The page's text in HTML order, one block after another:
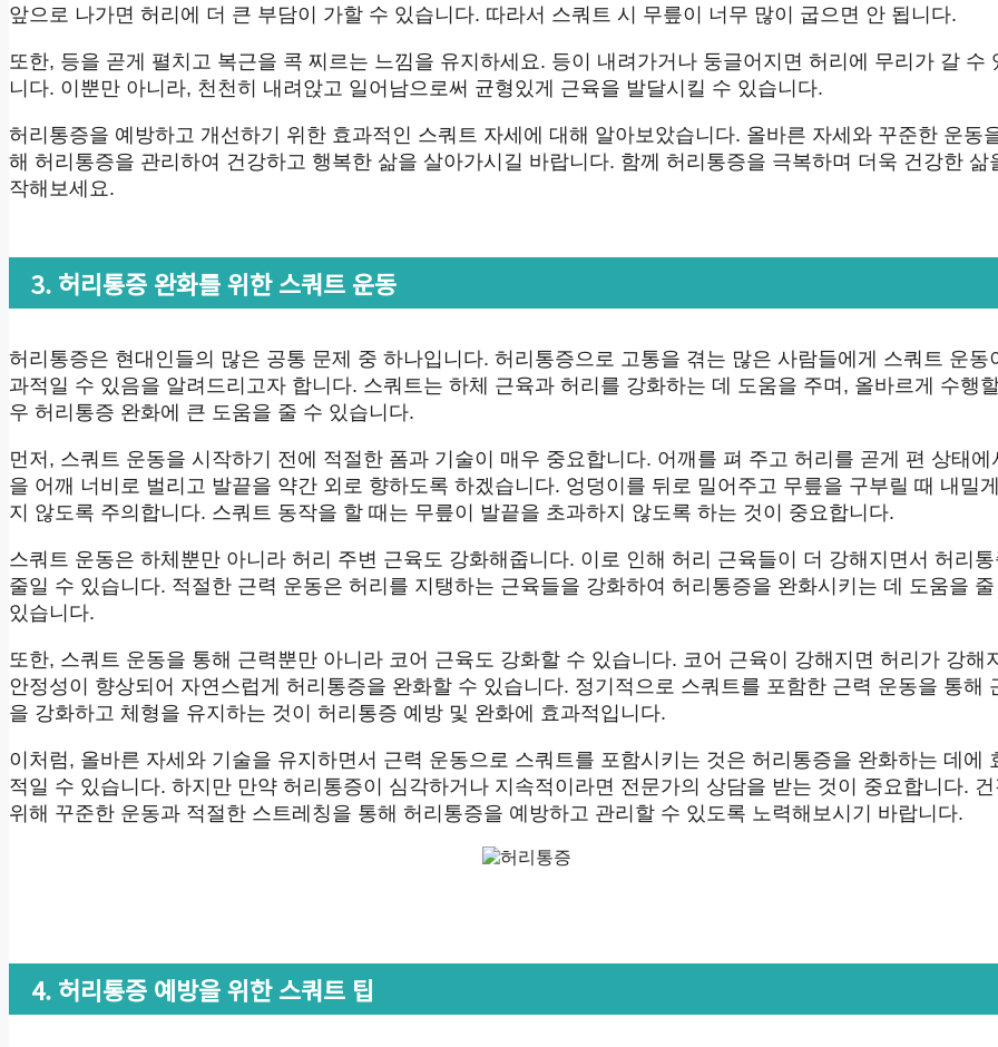
앞으로 나가면 허리에 더 큰 부담이 가할 수 있습니다. 따라서 스쿼트 시 무릎이 너무 많이 굽으면 안 됩니다.
또한, 등을 곧게 펼치고 복근을 콕 찌르는 느낌을 유지하세요. 등이 내려가거나 둥글어지면 허리에 무리가 갈 수
니다. 이뿐만 아니라, 천천히 내려앉고 일어남으로써 균형있게 근육을 발달시킬 수 있습니다.
허리통증을 예방하고 개선하기 위한 효과적인 스쿼트 자세에 대해 알아보았습니다. 올바른 자세와 꾸준한 운동
해 허리통증을 관리하여 건강하고 행복한 삶을 살아가시길 바랍니다. 함께 허리통증을 극복하며 더욱 건강한 삶
작해보세요.
3. 허리통증 완화를 위한 스쿼트 운동
허리통증은 현대인들의 많은 공통 문제 중 하나입니다. 허리통증으로 고통을 겪는 많은 사람들에게 스쿼트 운동
과적일 수 있음을 알려드리고자 합니다. 스쿼트는 하체 근육과 허리를 강화하는 데 도움을 주며, 올바르게 수행
우 허리통증 완화에 큰 도움을 줄 수 있습니다.
먼저, 스쿼트 운동을 시작하기 전에 적절한 폼과 기술이 매우 중요합니다. 어깨를 펴 주고 허리를 곧게 편 상태에
을 어깨 너비로 벌리고 발끝을 약간 외로 향하도록 하겠습니다. 엉덩이를 뒤로 밀어주고 무릎을 구부릴 때 내밀
지 않도록 주의합니다. 스쿼트 동작을 할 때는 무릎이 발끝을 초과하지 않도록 하는 것이 중요합니다.
스쿼트 운동은 하체뿐만 아니라 허리 주변 근육도 강화해줍니다. 이로 인해 허리 근육들이 더 강해지면서 허리통
줄일 수 있습니다. 적절한 근력 운동은 허리를 지탱하는 근육들을 강화하여 허리통증을 완화시키는 데 도움을 줄
있습니다.
또한, 스쿼트 운동을 통해 근력뿐만 아니라 코어 근육도 강화할 수 있습니다. 코어 근육이 강해지면 허리가 강해
안정성이 향상되어 자연스럽게 허리통증을 완화할 수 있습니다. 정기적으로 스쿼트를 포함한 근력 운동을 통해
을 강화하고 체형을 유지하는 것이 허리통증 예방 및 완화에 효과적입니다.
이처럼, 올바른 자세와 기술을 유지하면서 근력 운동으로 스쿼트를 포함시키는 것은 허리통증을 완화하는 데에
적일 수 있습니다. 하지만 만약 허리통증이 심각하거나 지속적이라면 전문가의 상담을 받는 것이 중요합니다. 건
위해 꾸준한 운동과 적절한 스트레칭을 통해 허리통증을 예방하고 관리할 수 있도록 노력해보시기 바랍니다.
4. 허리통증 예방을 위한 스쿼트 팁